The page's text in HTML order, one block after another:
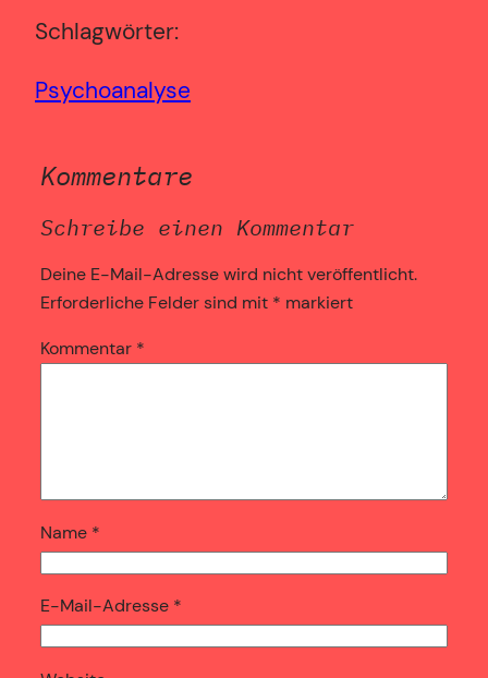
Schlagwörter:
Psychoanalyse
Kommentare
Schreibe einen Kommentar
Deine E-Mail-Adresse wird nicht veröffentlicht.
Erforderliche Felder sind mit * markiert
Kommentar *
Name *
E-Mail-Adresse *